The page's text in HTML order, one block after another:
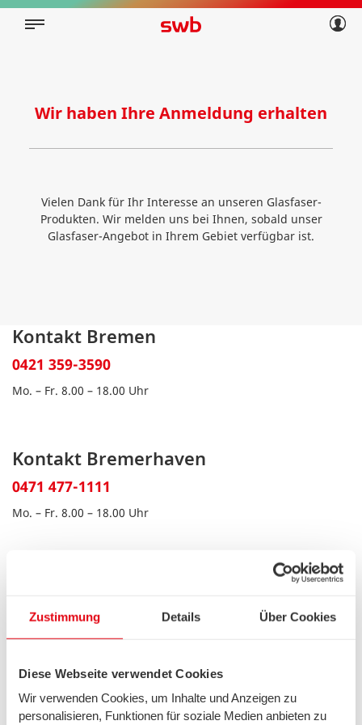
Zustimmung Details Über Cookies
Diese Webseite verwendet Cookies
Wir verwenden Cookies, um Inhalte und Anzeigen zu
personalisieren, Funktionen für soziale Medien anbieten zu
Privatkunden
Wir haben Ihre Anmeldung erhalten
Vielen Dank für Ihr Interesse an unseren Glasfaser-
Produkten. Wir melden uns bei Ihnen, sobald unser
Glasfaser-Angebot in Ihrem Gebiet verfügbar ist.
Kontakt Bremen
0421 359-3590
Mo. – Fr. 8.00 – 18.00 Uhr
Kontakt Bremerhaven
0471 477-1111
Mo. – Fr. 8.00 – 18.00 Uhr
0800 887-6000
Mo. – Fr. 8.00 – 18.00 Uhr
Zertifikate